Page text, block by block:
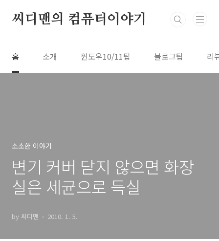
씨디맨의 컴퓨터이야기
홈 소개 윈도우10/11팁 블로그팁 리
소소한 이야기
변기 커버 닫지 않으면 화장
실은 세균으로 득실
by 씨디맨 2010. 1. 5.